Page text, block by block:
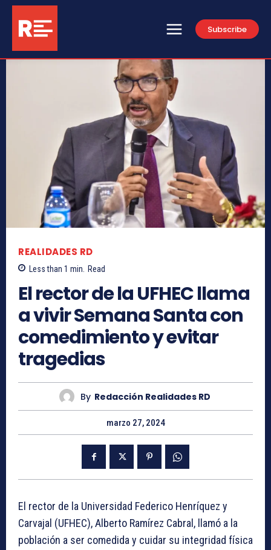
Subscribe
REALIDADES RD
Less than 1 min. Read
El rector de la UFHEC llama
a vivir Semana Santa con
comedimiento y evitar
tragedias
By Redacción Realidades RD
marzo 27, 2024
El rector de la Universidad Federico Henríquez y
Carvajal (UFHEC), Alberto Ramírez Cabral, llamó a la
población a ser comedida y cuidar su integridad física